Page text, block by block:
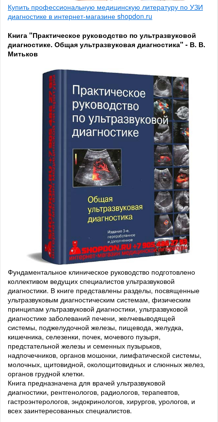
Купить профессиональную медицинскую литературу по УЗИ
диагностике в интернет-магазине shopdon.ru
Книга "Практическое руководство по ультразвуковой
диагностике. Общая ультразвуковая диагностика" - В. В.
Митьков
Фундаментальное клиническое руководство подготовлено
коллективом ведущих специалистов ультразвуковой
диагностики. В книге представлены разделы, посвященные
ультразвуковым диагностическим системам, физическим
принципам ультразвуковой диагностики, ультразвуковой
диагностике заболеваний печени, желчевыводящей
системы, поджелудочной железы, пищевода, желудка,
кишечника, селезенки, почек, мочевого пузыря,
предстательной железы и семенных пузырьков,
надпочечников, органов мошонки, лимфатической системы,
молочных, щитовидной, околощитовидных и слюнных желез,
органов грудной клетки.
Книга предназначена для врачей ультразвуковой
диагностики, рентгенологов, радиологов, терапевтов,
гастроэнтерологов, эндокринологов, хирургов, урологов, и
всех заинтересованных специалистов.